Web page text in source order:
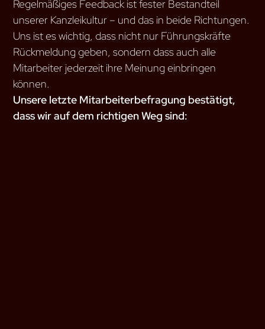
Regelmäßiges Feedback ist fester Bestandteil
unserer Kanzleikultur – und das in beide Richtungen.
Uns ist es wichtig, dass nicht nur Führungskräfte
Rückmeldung geben, sondern dass auch alle
Mitarbeiter jederzeit ihre Meinung einbringen
können.
Unsere letzte Mitarbeiterbefragung bestätigt,
dass wir auf dem richtigen Weg sind: